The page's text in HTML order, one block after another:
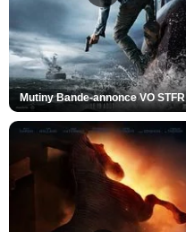
Mutiny Bande-annonce VO STFR